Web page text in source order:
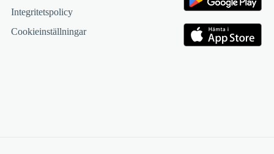
Integritetspolicy
Cookieinställningar